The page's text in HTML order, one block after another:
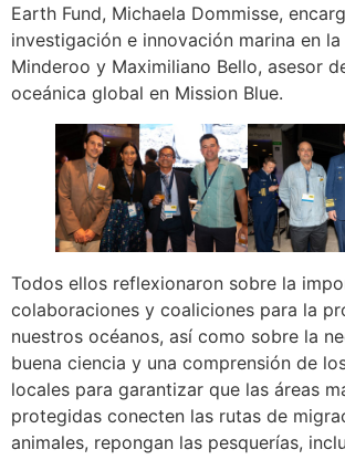
Earth Fund, Michaela Dommisse,
investigación e innovación marina en la
Minderoo y Maximiliano Bello, asesor
oceánica global en Mission Blue.
Todos ellos reflexionaron sobre la
colaboraciones y coaliciones para la
nuestros océanos, así como sobre la
buena ciencia y una comprensión de
locales para garantizar que las áreas
protegidas conecten las rutas de
animales, repongan las pesquerías,